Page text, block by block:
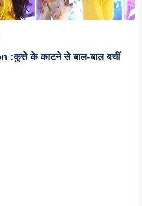
:कुत्ते के काटने से बाल-बाल बचीं